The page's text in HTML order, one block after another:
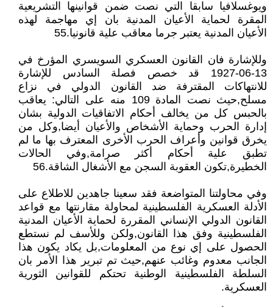
ويوغسلافيا سابقا التي نصت ضمن قوانينها التشريعية
المقرة لحماية الأعيان المدنية بان إي مهاجمة لهذه
الأعيان المدنية يعتبر جرما معاقب علية قانونيا.55
وللإشارة فان القانون العسكري السويسري المؤرخ في
13-06-1927 قد خصص فصلة السادس للإشارة
للانتهاكات المقترفة ضد القانون الدولي في نزاع
مسلح,حيث نصت المادة 109 منه على التالي: يعاقب
بالحبس كل من يخالف أحكام الاتفاقيات الدولية بشان
إدارة الحرب وحماية الأشخاص والأعيان أيضا,وكل من
يخرق قوانين وأعراف الحرب الأخرى المعترف بها ما لم
تطبق علية أحكام أكثر صرامة,وفي الحالات
الخطيرة,تكون العقوبة السجن مع الأشغال الشاقة.56
وفي محاولتنا المتواضعة فقد سعينا جاهدين للاطلاع على
الأدلة العسكرية الفلسطينية لمحاولة مقارنتها مع قواعد
القانون الدولي الإنساني المقررة لحماية الأعيان المدنية
الفلسطينية وفق هذا القانون,ولكن وللأسف لم نستطع
الحصول على إي نوع من المعلومات,بل يكاد يكون هذا
الجانب معدوم وغائب عنهم,حيث تم تبرير هذا الأمر بان
السلطة الفلسطينية الوطنية تحتكم للقوانين الثورية
العسكرية.